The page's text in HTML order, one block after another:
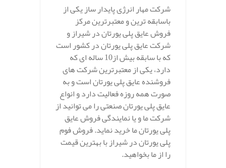
شرکت مهار انرژی پایدار ساز یکی از
باسابقه ترین و معتبرترین مرکز
فروش عایق پلی یورتان در شیراز و
شرکت عایق پلی یورتان در کشور است
که با سابقه بیش از10 ساله ای که
دارد، یکی از معتبرترین شرکت های
فروشنده عایق پلی یورتان است و به
صورت همه روزه فعالیت دارد و انواع
عایق پلی یورتان صنعتی را می توانید از
شرکت ما و یا نمایندگی فروش عایق
پلی یورتان ما خرید نماید. فروش فوم
پلی یورتان در شیراز با بهترین قیمت
را از ما بخواهید.